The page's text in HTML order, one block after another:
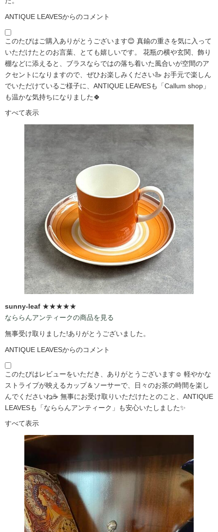
ANTIQUE LEAVESからのコメント
このたびはご購入ありがとうございます😊 真鍮の重さを気に入って
いただけたとのお言葉、とても嬉しいです。 花瓶の横や玄関、飾り
棚などに添えると、ブラスならではの落ち着いた風合いが空間のア
クセントになりますので、ぜひお楽しみください🦢 お手元で楽しん
でいただけているご様子に、ANTIQUE LEAVESも「Callum shop」
も温かな気持ちになりました🍀
すべて表示
sunny-leaf ★★★★★
なららんアンティークの商品を見る
無事受け取りました!ありがとうございました。
ANTIQUE LEAVESからのコメント
このたびはレビューをいただき、ありがとうございます☺️ 軽やかな
ストライプが映えるカップ＆ソーサーで、日々のお茶の時間を楽し
んでくださいね☕ 無事にお受け取りいただけたとのこと、ANTIQUE
LEAVESも「なららんアンティーク」も安心いたしました✨
すべて表示